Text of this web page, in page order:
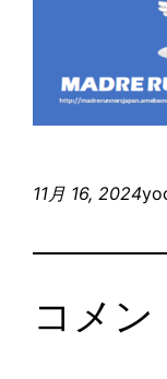
11月 16, 2024
コメ